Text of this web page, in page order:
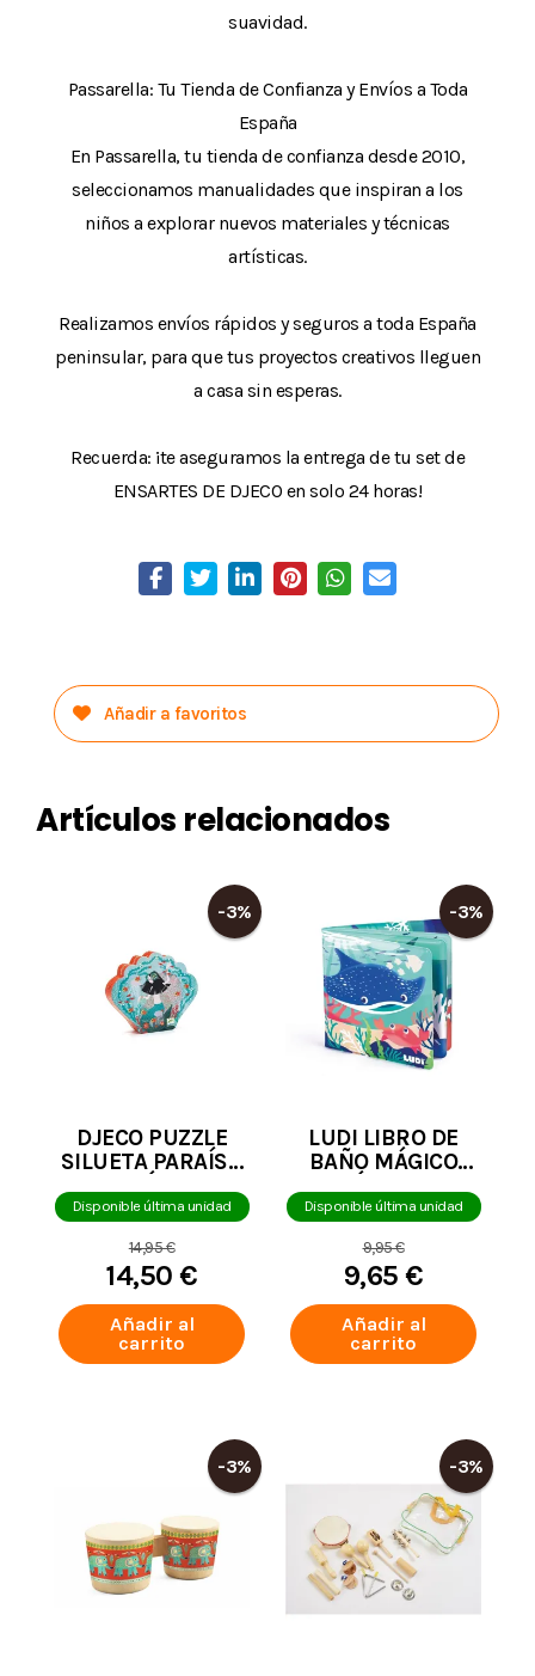
suavidad.
Passarella: Tu Tienda de Confianza y Envíos a Toda
España
En Passarella, tu tienda de confianza desde 2010,
seleccionamos manualidades que inspiran a los
niños a explorar nuevos materiales y técnicas
artísticas.
Realizamos envíos rápidos y seguros a toda España
peninsular, para que tus proyectos creativos lleguen
a casa sin esperas.
Recuerda: ¡te aseguramos la entrega de tu set de
ENSARTES DE DJECO en solo 24 horas!
Añadir a favoritos
Artículos relacionados
-3%
DJECO PUZZLE
SILUETA PARAÍSO
Disponible última unidad
14,95 €
14,50 €
Añadir al
carrito
-3%
LUDI LIBRO DE
BAÑO MÁGICO
Disponible última unidad
9,95 €
9,65 €
Añadir al
carrito
-3% -3%